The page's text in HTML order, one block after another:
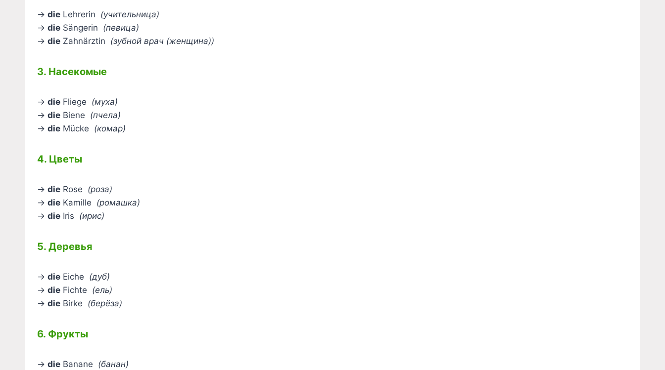
→ die Lehrerin (учительница)
→ die Sängerin (певица)
→ die Zahnärztin (зубной врач (женщина))
3. Насекомые
→ die Fliege (муха)
→ die Biene (пчела)
→ die Mücke (комар)
4. Цветы
→ die Rose (роза)
→ die Kamille (ромашка)
→ die Iris (ирис)
5. Деревья
→ die Eiche (дуб)
→ die Fichte (ель)
→ die Birke (берёза)
6. Фрукты
→ die Banane (банан)